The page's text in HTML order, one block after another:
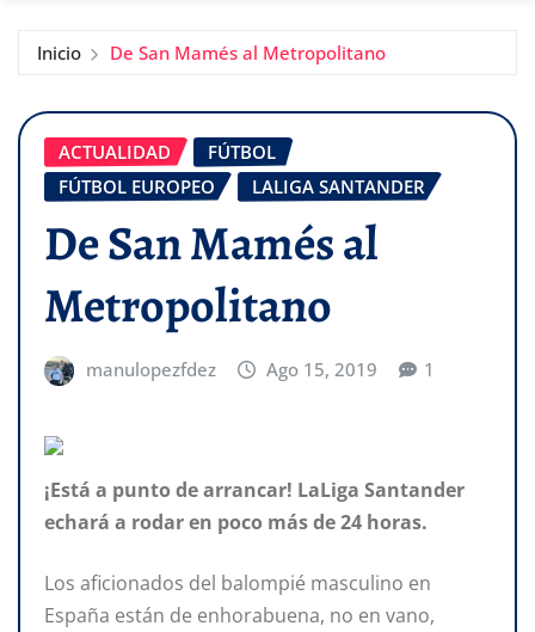
Inicio De San Mamés al Metropolitano
ACTUALIDAD
FÚTBOL
FÚTBOL EUROPEO
LALIGA SANTANDER
De San Mamés al
Metropolitano
manulopezfdez Ago 15, 2019 1
¡Está a punto de arrancar! LaLiga Santander
echará a rodar en poco más de 24 horas.
Los aficionados del balompié masculino en
España están de enhorabuena, no en vano,